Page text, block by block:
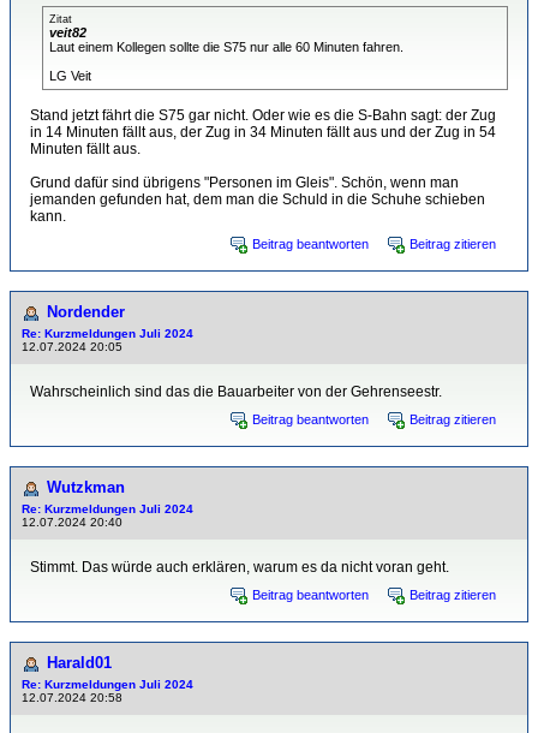
Zitat
veit82
Laut einem Kollegen sollte die S75 nur alle 60 Minuten fahren.
LG Veit
Stand jetzt fährt die S75 gar nicht. Oder wie es die S-Bahn sagt: der Zug
in 14 Minuten fällt aus, der Zug in 34 Minuten fällt aus und der Zug in 54
Minuten fällt aus.
Grund dafür sind übrigens "Personen im Gleis". Schön, wenn man
jemanden gefunden hat, dem man die Schuld in die Schuhe schieben
kann.
Beitrag beantworten Beitrag zitieren
Nordender
Re: Kurzmeldungen Juli 2024
12.07.2024 20:05
Wahrscheinlich sind das die Bauarbeiter von der Gehrenseestr.
Beitrag beantworten Beitrag zitieren
Wutzkman
Re: Kurzmeldungen Juli 2024
12.07.2024 20:40
Stimmt. Das würde auch erklären, warum es da nicht voran geht.
Beitrag beantworten Beitrag zitieren
Harald01
Re: Kurzmeldungen Juli 2024
12.07.2024 20:58